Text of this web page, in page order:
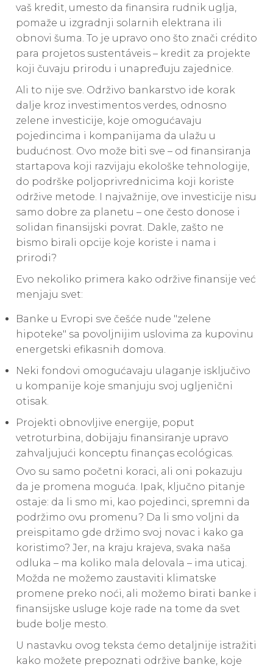
vaš kredit, umesto da finansira rudnik uglja,
pomaže u izgradnji solarnih elektrana ili
obnovi šuma. To je upravo ono što znači crédito
para projetos sustentáveis – kredit za projekte
koji čuvaju prirodu i unapređuju zajednice.
Ali to nije sve. Održivo bankarstvo ide korak
dalje kroz investimentos verdes, odnosno
zelene investicije, koje omogućavaju
pojedincima i kompanijama da ulažu u
budućnost. Ovo može biti sve – od finansiranja
startapova koji razvijaju ekološke tehnologije,
do podrške poljoprivrednicima koji koriste
održive metode. I najvažnije, ove investicije nisu
samo dobre za planetu – one često donose i
solidan finansijski povrat. Dakle, zašto ne
bismo birali opcije koje koriste i nama i
prirodi?
Evo nekoliko primera kako održive finansije već
menjaju svet:
Banke u Evropi sve češće nude "zelene
hipoteke" sa povoljnijim uslovima za kupovinu
energetski efikasnih domova.
Neki fondovi omogućavaju ulaganje isključivo
u kompanije koje smanjuju svoj ugljenični
otisak.
Projekti obnovljive energije, poput
vetroturbina, dobijaju finansiranje upravo
zahvaljujući konceptu finanças ecológicas.
Ovo su samo početni koraci, ali oni pokazuju
da je promena moguća. Ipak, ključno pitanje
ostaje: da li smo mi, kao pojedinci, spremni da
podržimo ovu promenu? Da li smo voljni da
preispitamo gde držimo svoj novac i kako ga
koristimo? Jer, na kraju krajeva, svaka naša
odluka – ma koliko mala delovala – ima uticaj.
Možda ne možemo zaustaviti klimatske
promene preko noći, ali možemo birati banke i
finansijske usluge koje rade na tome da svet
bude bolje mesto.
U nastavku ovog teksta ćemo detaljnije istražiti
kako možete prepoznati održive banke, koje